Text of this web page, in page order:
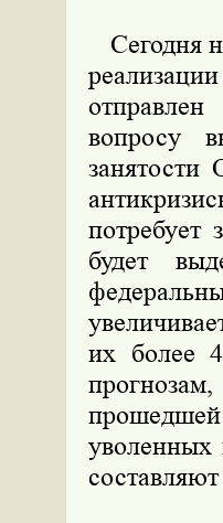
Сегодня
вопросу
занятости
будет
их более
уволенных